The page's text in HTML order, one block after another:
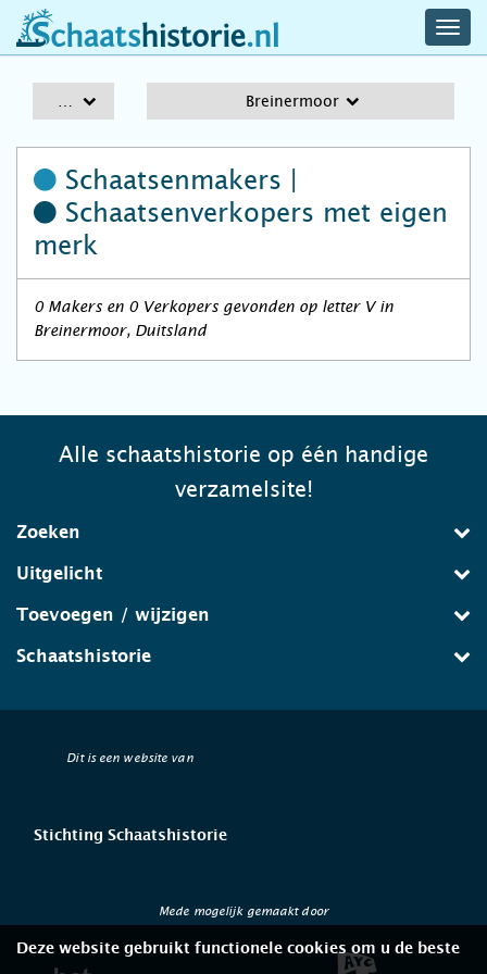
schaatshistorie.nl
Breinermoor
Schaatsenmakers |
Schaatsenverkopers met eigen
merk
0 Makers en 0 Verkopers gevonden op letter V in
Breinermoor, Duitsland
Alle schaatshistorie op één handige
verzamelsite!
Zoeken
Uitgelicht
Toevoegen / wijzigen
Schaatshistorie
Dit is een website van
Stichting Schaatshistorie
Mede mogelijk gemaakt door
Deze website gebruikt functionele cookies om u de beste